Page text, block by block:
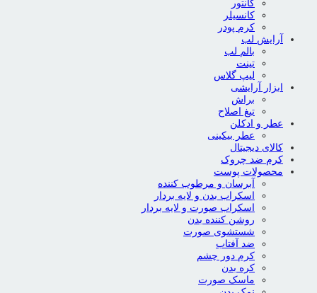
کانتور
کانسیلر
کرم پودر
آرایش لب
بالم لب
تینت
لیپ گلاس
ابزار آرایشی
براش
تیغ اصلاح
عطر و ادکلن
عطر بیکینی
کالای دیجیتال
کرم ضد چروک
محصولات پوست
آبرسان و مرطوب کننده
اسکراب بدن و لایه بردار
اسکراب صورت و لایه بردار
روشن کننده بدن
شستشوی صورت
ضد آفتاب
کرم دور چشم
کره بدن
ماسک صورت